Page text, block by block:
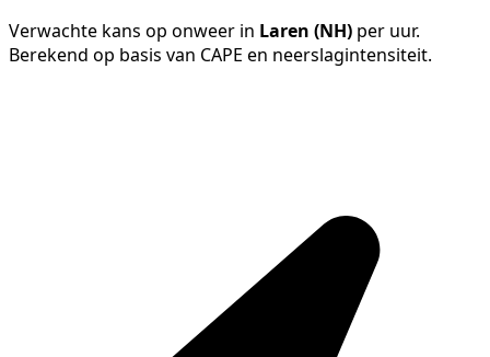
Verwachte kans op onweer in Laren (NH) per uur.
Berekend op basis van CAPE en neerslagintensiteit.